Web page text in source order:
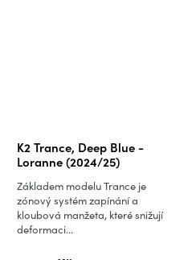
K2 Trance, Deep Blue -
Loranne (2024/25)
Základem modelu Trance je
zónový systém zapínání a
kloubová manžeta, které snižují
deformaci...